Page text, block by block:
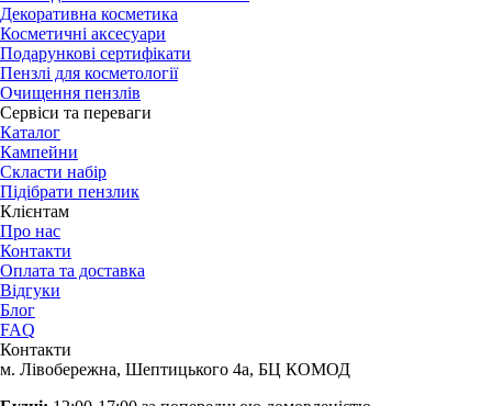
Декоративна косметика
Косметичні аксесуари
Подарункові сертифікати
Пензлі для косметології
Очищення пензлів
Сервіси та переваги
Каталог
Кампейни
Скласти набір
Підібрати пензлик
Клієнтам
Про нас
Контакти
Оплата та доставка
Відгуки
Блог
FAQ
Контакти
м. Лівобережна, Шептицького 4а, БЦ КОМОД